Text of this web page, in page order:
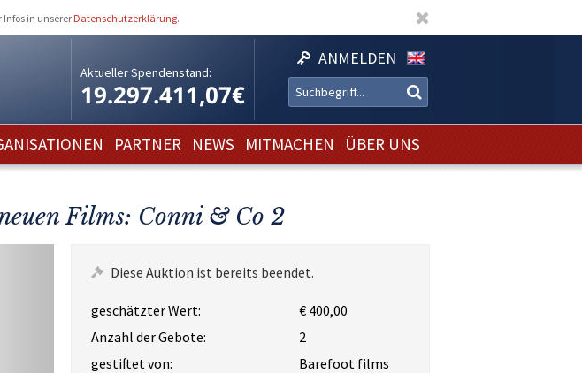
in unserer Datenschutzerklärung.
Aktueller Spendenstand:
19.297.411,07€
ANMELDEN
PARTNER NEWS MITMACHEN ÜBER UNS
Films: Conni & Co 2
Diese Auktion ist bereits beendet.
geschätzter Wert:
€ 400,00
Anzahl der Gebote:
2
gestiftet von:
Barefoot films